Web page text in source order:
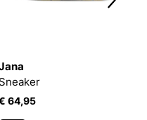
Sneaker
64,95